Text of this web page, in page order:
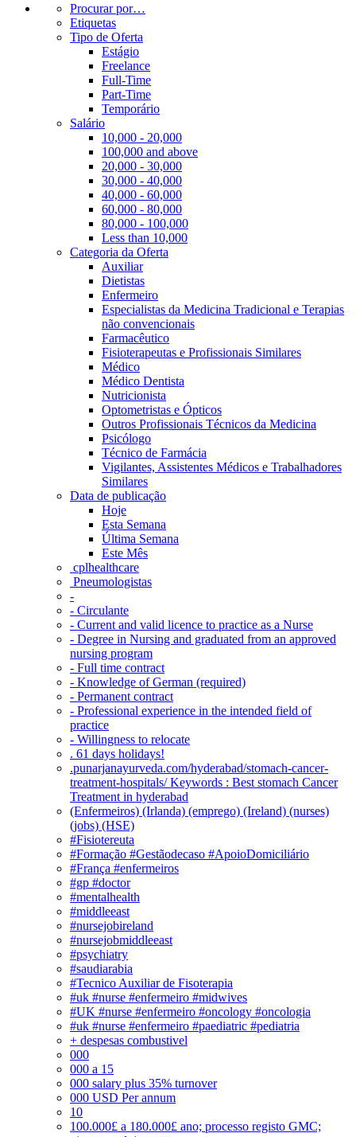
Procurar por…
Etiquetas
Tipo de Oferta
Estágio
Freelance
Full-Time
Part-Time
Temporário
Salário
10,000 - 20,000
100,000 and above
20,000 - 30,000
30,000 - 40,000
40,000 - 60,000
60,000 - 80,000
80,000 - 100,000
Less than 10,000
Categoria da Oferta
Auxiliar
Dietistas
Enfermeiro
Especialistas da Medicina Tradicional e Terapias
não convencionais
Farmacêutico
Fisioterapeutas e Profissionais Similares
Médico
Médico Dentista
Nutricionista
Optometristas e Ópticos
Outros Profissionais Técnicos da Medicina
Psicólogo
Técnico de Farmácia
Vigilantes, Assistentes Médicos e Trabalhadores
Similares
Data de publicação
Hoje
Esta Semana
Última Semana
Este Mês
‎ cplhealthcare‬
Pneumologistas
-
- Circulante
- Current and valid licence to practice as a Nurse
- Degree in Nursing and graduated from an approved
nursing program
- Full time contract
- Knowledge of German (required)
- Permanent contract
- Professional experience in the intended field of
practice
- Willingness to relocate
. 61 days holidays!
.punarjanayurveda.com/hyderabad/stomach-cancer-
treatment-hospitals/ Keywords : Best stomach Cancer
Treatment in hyderabad
(Enfermeiros) (Irlanda) (emprego) (Ireland) (nurses)
(jobs) (HSE)
#Fisiotereuta
#Formação #Gestãodecaso #ApoioDomiciliário
#França #enfermeiros
#gp #doctor
#mentalhealth
#middleeast
#nursejobireland
#nursejobmiddleeast
#psychiatry
#saudiarabia
#Tecnico Auxiliar de Fisoterapia
#uk #nurse #enfermeiro #midwives
#UK #nurse #enfermeiro #oncology #oncologia
#uk #nurse #enfermeiro #paediatric #pediatria
+ despesas combustivel
000
000 a 15
000 salary plus 35% turnover
000 USD Per annum
10
100.000£ a 180.000£ ano; processo registo GMC;